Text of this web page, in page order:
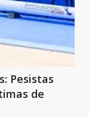
Pesistas
de